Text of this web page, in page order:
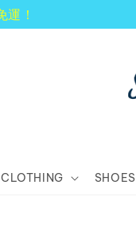
CLOTHING SHOES